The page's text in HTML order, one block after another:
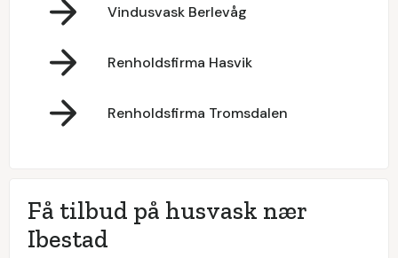
Vindusvask Berlevåg
Renholdsfirma Hasvik
Renholdsfirma Tromsdalen
Få tilbud på husvask nær
Ibestad